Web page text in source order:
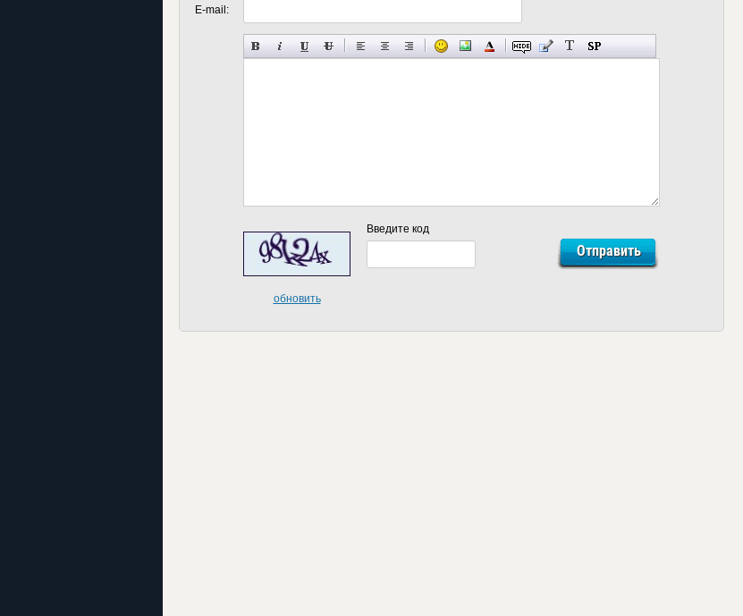
E-mail:
обновить
Введите код